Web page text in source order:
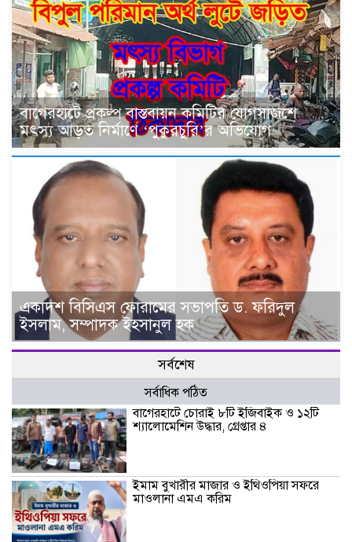
বাগেরহাটে প্রকল্প বাস্তবায়ন কমিটির যোগসাজশে
মৎস্য আড়ত নির্মাণে ‘পুকুরচুরি’র অভিযোগ
একাদশ বিসিএস ফোরামের সভাপতি ড. ফরিদুল
ইসলাম, সম্পাদক ইহসানুল হক
সর্বশেষ
সর্বাধিক পঠিত
বাগেরহাটে চোরাই ৮টি ইজিবাইক ও ১২টি
শ্যালোমেশিন উদ্ধার, গ্রেপ্তার ৪
ইমাম বুখারীর মাজার ও ইথিওপিয়া সফরে
মাওলানা এমএ করিম